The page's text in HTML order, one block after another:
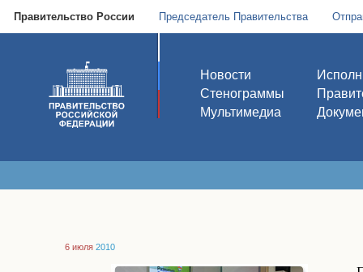
Правительство России Председатель Правительства
Новости
Стенограммы
Мультимедиа
6 июля 2010